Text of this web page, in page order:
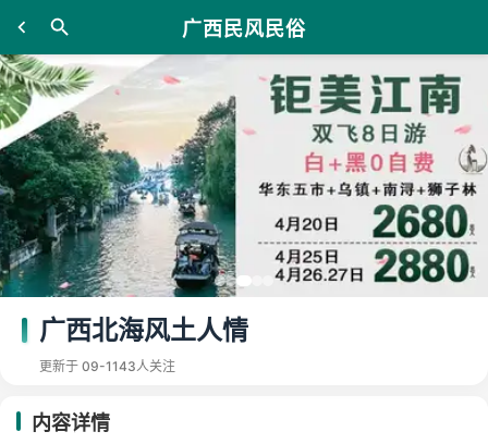
广西民风民俗
广西北海风土人情
更新于 09-1143人关注
内容详情